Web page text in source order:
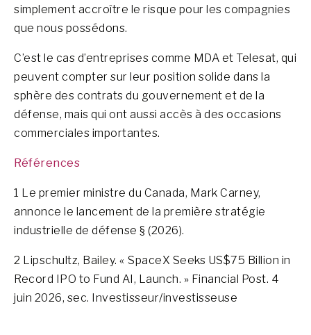
simplement accroître le risque pour les compagnies
que nous possédons.
C’est le cas d’entreprises comme MDA et Telesat, qui
peuvent compter sur leur position solide dans la
sphère des contrats du gouvernement et de la
défense, mais qui ont aussi accès à des occasions
commerciales importantes.
Références
1 Le premier ministre du Canada, Mark Carney,
annonce le lancement de la première stratégie
industrielle de défense § (2026).
2 Lipschultz, Bailey. « SpaceX Seeks US$75 Billion in
Record IPO to Fund AI, Launch. » Financial Post. 4
juin 2026, sec. Investisseur/investisseuse